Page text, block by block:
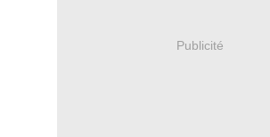
Publicité